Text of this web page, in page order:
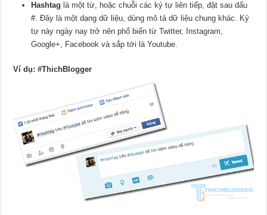
Hashtag là một từ, hoặc chuỗi các ký tự liên tiếp, đặt sau dấu
#. Đây là một dạng dữ liệu, dùng mô tả dữ liệu chung khác. Ký
tự này ngày nay trở nên phổ biến từ Twitter, Instagram,
Google+, Facebook và sắp tới là Youtube.
Ví dụ: #ThichBlogger